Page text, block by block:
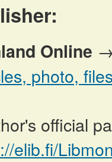
Online →
photo,
official
elib.fi/